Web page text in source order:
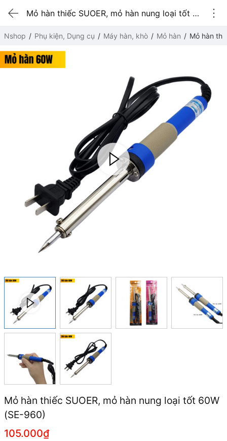
Mỏ hàn thiếc SUOER, mỏ hàn nung loại tốt 60W (SE-960)
Nshop Phụ kiện, Dụng cụ Máy hàn, khò Mỏ hàn Mỏ hàn
Mỏ hàn thiếc SUOER, mỏ hàn nung loại tốt 60W
(SE-960)
105.000₫